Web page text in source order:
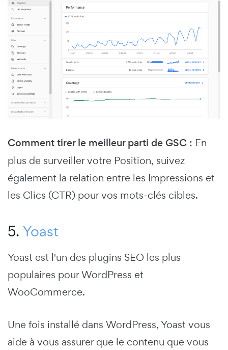
Comment tirer le meilleur parti de GSC : En
plus de surveiller votre Position, suivez
également la relation entre les Impressions et
les Clics (CTR) pour vos mots-clés cibles.
5. Yoast
Yoast est l'un des plugins SEO les plus
populaires pour WordPress et
WooCommerce.
Une fois installé dans WordPress, Yoast vous
aide à vous assurer que le contenu que vous